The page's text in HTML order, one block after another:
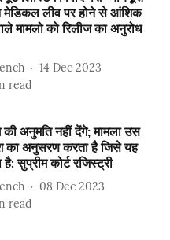
मेडिकल लीव पर होने से आंशिक
मामलो को रिलीज का अनुरोध
14 Dec 2023
read
की अनुमति नहीं देंगे; मामला उस
का अनुसरण करता है जिसे यह
है: सुप्रीम कोर्ट रजिस्ट्री
08 Dec 2023
read